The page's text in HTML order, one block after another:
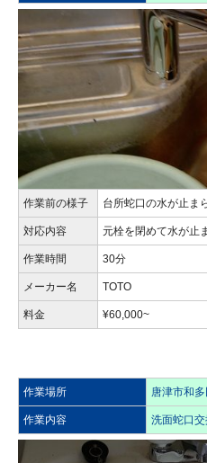
作業前の様子 台所蛇口の水が止ま
対応内容 元栓を閉めて水が止
作業時間 30分
メーカー名 TOTO
料金 ¥60,000~
作業場所 唐津市和多
作業内容 洗面蛇口交